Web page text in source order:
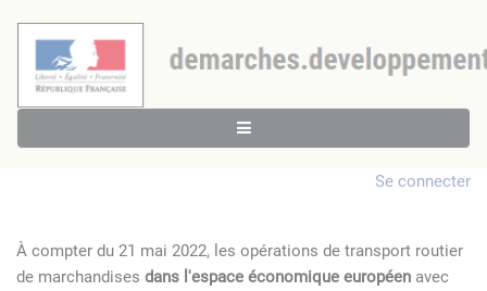
Se connecter
À compter du 21 mai 2022, les opérations de transport routier
de marchandises dans l'espace économique européen avec